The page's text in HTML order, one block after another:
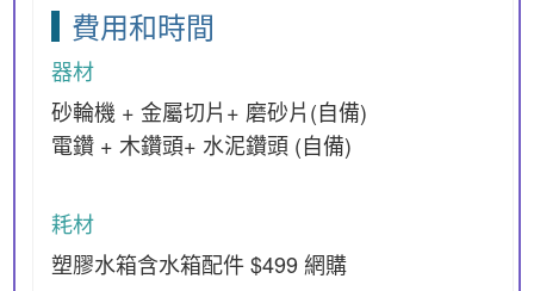
費用和時間
器材
砂輪機 + 金屬切片+ 磨砂片(自備)
電鑽 + 木鑽頭+ 水泥鑽頭 (自備)
耗材
塑膠水箱含水箱配件 $499 網購